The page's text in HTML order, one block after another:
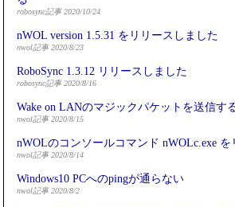
robosync記事 2020/10/24
nWOL version 1.5.31 をリリースしました
nwol記事 2020/8/23
RoboSync 1.3.12 リリースしました
robosync記事 2020/8/16
Wake on LANのマジックパケットを送信す
nwol記事 2020/8/15
nWOLのコンソールコマンド nWOLc.exe
nwol記事 2020/8/14
Windows10 PCへのpingが通らない
nwol記事 2020/8/2